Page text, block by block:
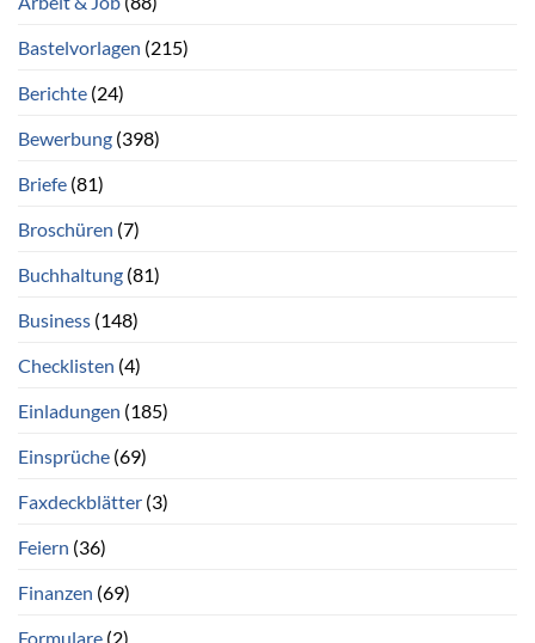
Bastelvorlagen (215)
Berichte (24)
Bewerbung (398)
Briefe (81)
Broschüren (7)
Buchhaltung (81)
Business (148)
Checklisten (4)
Einladungen (185)
Einsprüche (69)
Faxdeckblätter (3)
Feiern (36)
Finanzen (69)
Formulare (2)